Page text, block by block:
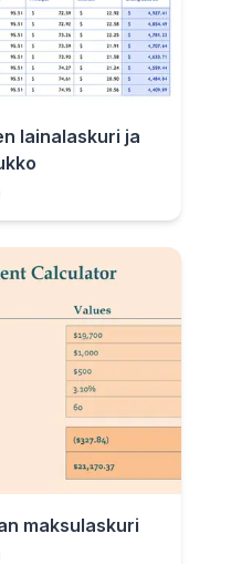
lainalaskuri ja
maksulaskuri